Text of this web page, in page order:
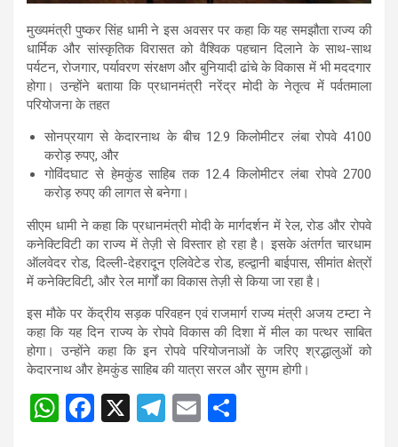
मुख्यमंत्री पुष्कर सिंह धामीने इस अवसर पर कहा कि यह समझौता राज्य की
धार्मिक और सांस्कृतिक विरासतको वैश्विक पहचान दिलाने के साथ-साथ
पर्यटन, रोजगार, पर्यावरण संरक्षण और बुनियादी ढांचेके विकास में भी मददगार
होगा। उन्होंने बताया किप्रधानमंत्री नरेंद्र मोदीके नेतृत्व में पर्वतमाला
परियोजना के तहत
सोनप्रयाग से केदारनाथ के बीच 12.9 किलोमीटर लंबा रोपवे4100
करोड़ रुपए, और
गोविंदघाट से हेमकुंड साहिबतक 12.4 किलोमीटरलंबा रोपवे2700
करोड़ रुपएकी लागत से बनेगा।
सीएम धामी ने कहा कि प्रधानमंत्री मोदी के मार्गदर्शन मेंरेल, रोड और रोपवे
कनेक्टिविटीका राज्य में तेज़ी से विस्तार हो रहा है। इसके अंतर्गतचारधाम
ऑलवेदर रोड,दिल्ली-देहरादून एलिवेटेड रोड,हल्द्वानी बाईपास,सीमांत क्षेत्रों
में कनेक्टिविटी, औररेल मार्गोंका विकास तेज़ी से किया जा रहा है।
इस मौके परकेंद्रीय सड़क परिवहन एवं राजमार्ग राज्य मंत्री अजय टम्टाने
कहा कि यह दिन राज्य के रोपवे विकास की दिशा में मील का पत्थर साबित
होगा। उन्होंने कहा कि इन रोपवे परियोजनाओं के जरिएश्रद्धालुओं को
केदारनाथ और हेमकुंड साहिब की यात्रा सरल और सुगम होगी।
W F
X
T
E